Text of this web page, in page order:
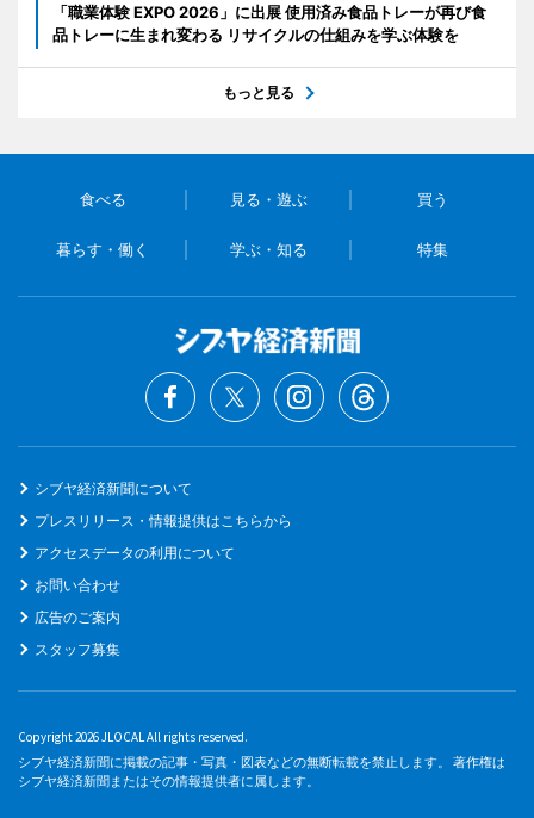
「職業体験 EXPO 2026」に出展 使用済み食品トレーが再び食
品トレーに生まれ変わる リサイクルの仕組みを学ぶ体験を
もっと見る
食べる 見る・遊ぶ 買う
暮らす・働く 学ぶ・知る 特集
シブヤ経済新聞について
プレスリリース・情報提供はこちらから
アクセスデータの利用について
お問い合わせ
広告のご案内
スタッフ募集
Copyright 2026 JLOCAL All rights reserved.
シブヤ経済新聞に掲載の記事・写真・図表などの無断転載を禁止します。 著作権は
シブヤ経済新聞またはその情報提供者に属します。